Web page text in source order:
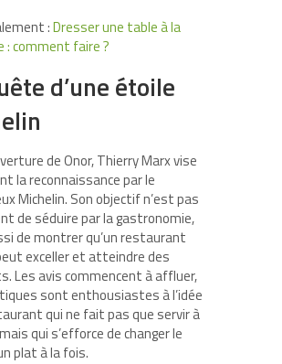
:Dresser une table à la
: comment faire ?
d’une étoile
de Onor, Thierry Marx vise
la reconnaissance par le
Michelin. Son objectif n’est pas
de séduire par la gastronomie,
de montrer qu’un restaurant
exceller et atteindre des
Les avis commencent à affluer,
sont enthousiastes à l’idée
qui ne fait pas que servir à
qui s’efforce de changer le
plat à la fois.